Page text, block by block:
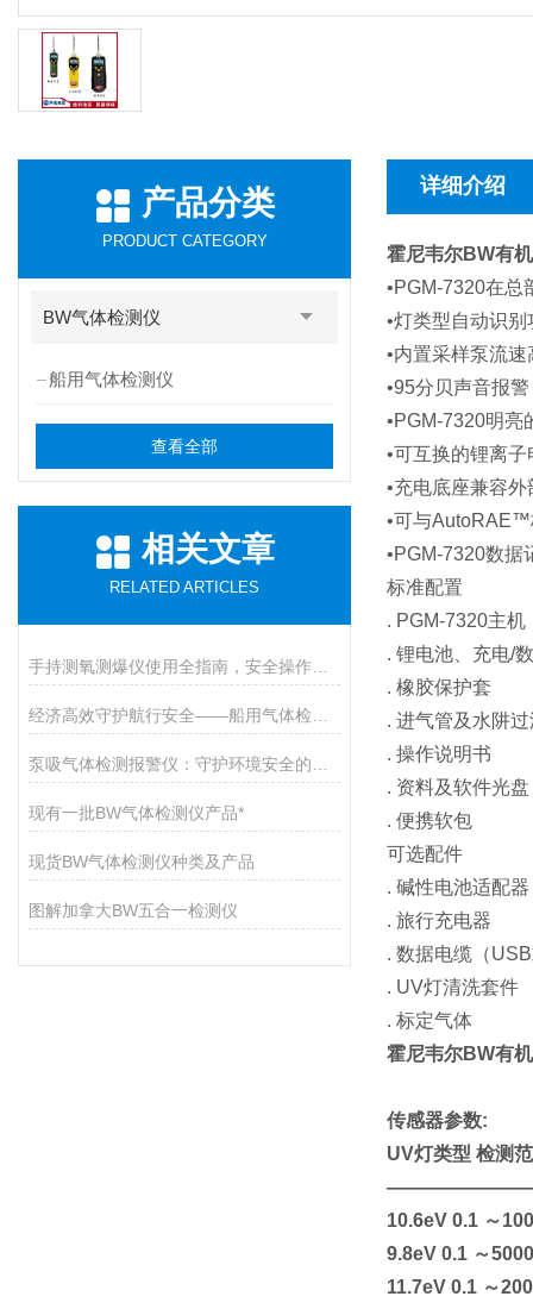
产品分类
PRODUCT CATEGORY
BW气体检测仪
船用气体检测仪
查看全部
相关文章
RELATED ARTICLES
现有一批BW气体检测仪产品*
现货BW气体检测仪种类及产品
图解加拿大BW五合一检测仪
详细介绍
霍尼韦尔BW有
•PGM-7320在总
•灯类型自动识别
•内置采样泵流
•95分贝声音报警
•PGM-7320明亮
•可互换的锂离
•充电底座兼容
•可与
•PGM-7320数据
标准配置
. PGM-7320主
. 锂电池、充电/
. 橡胶保护套
. 进气管及水阱
. 操作说明书
. 资料及软件光盘
. 便携软包
可选配件
. 碱性电池适配器
. 旅行充电器
. 数据电缆（
. UV灯清洗套件
. 标定气体
霍尼韦尔BW有
传感器参数:
UV灯类型 检测
10.6eV 0.1 ～
9.8eV 0.1 ～
11.7eV 0.1 ～